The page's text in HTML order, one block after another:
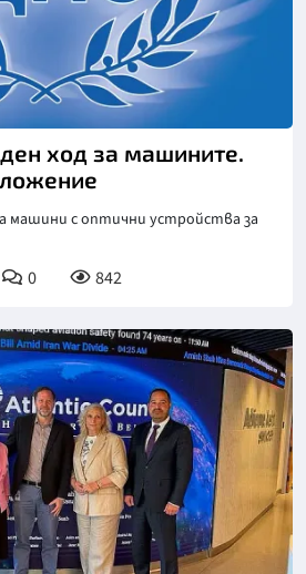
ход за машините.
машини с оптични устройства за
0 842